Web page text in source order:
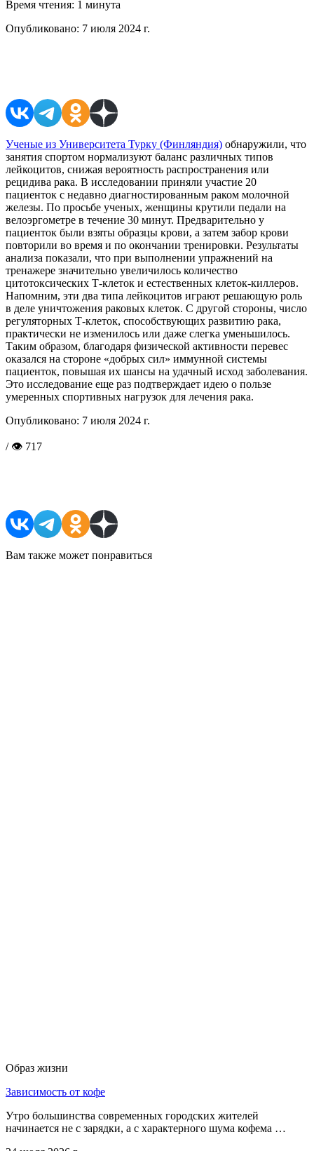
Время чтения: 1 минута
Опубликовано: 7 июля 2024 г.
Ученые из Университета Турку (Финляндия) обнаружили, что
занятия спортом нормализуют баланс различных типов
лейкоцитов, снижая вероятность распространения или
рецидива рака. В исследовании приняли участие 20
пациенток с недавно диагностированным раком молочной
железы. По просьбе ученых, женщины крутили педали на
велоэргометре в течение 30 минут. Предварительно у
пациенток были взяты образцы крови, а затем забор крови
повторили во время и по окончании тренировки. Результаты
анализа показали, что при выполнении упражнений на
тренажере значительно увеличилось количество
цитотоксических Т-клеток и естественных клеток-киллеров.
Напомним, эти два типа лейкоцитов играют решающую роль
в деле уничтожения раковых клеток. С другой стороны, число
регуляторных Т-клеток, способствующих развитию рака,
практически не изменилось или даже слегка уменьшилось.
Таким образом, благодаря физической активности перевес
оказался на стороне «добрых сил» иммунной системы
пациенток, повышая их шансы на удачный исход заболевания.
Это исследование еще раз подтверждает идею о пользе
умеренных спортивных нагрузок для лечения рака.
Опубликовано: 7 июля 2024 г.
/ 👁 717
Вам также может понравиться
Образ жизни
Зависимость от кофе
Утро большинства современных городских жителей
начинается не с зарядки, а с характерного шума кофема …